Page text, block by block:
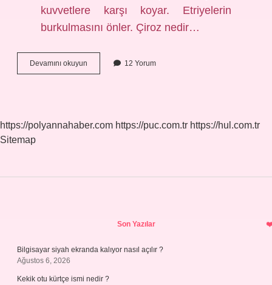
kuvvetlere karşı koyar. Etriyelerin
burkulmasını önler. Çiroz nedir…
Devamını okuyun
Ve
12 Yorum
https://polyannahaber.com https://puc.com.tr https://hul.com.tr
Sitemap
Son Yazılar
Bilgisayar siyah ekranda kalıyor nasıl açılır ?
Ağustos 6, 2026
Kekik otu kürtçe ismi nedir ?